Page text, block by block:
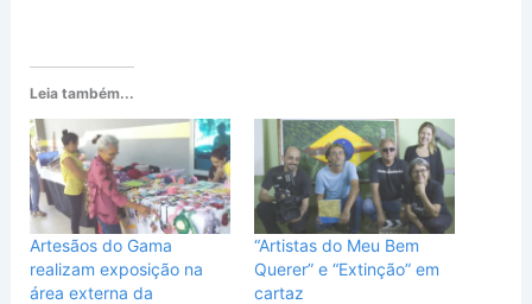
Leia também...
Artesãos do Gama
realizam exposição na
área externa da
“Artistas do Meu Bem
Querer” e “Extinção” em
cartaz